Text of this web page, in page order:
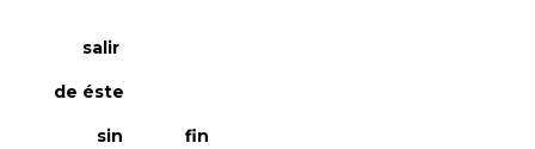
salir
de éste
sin fin